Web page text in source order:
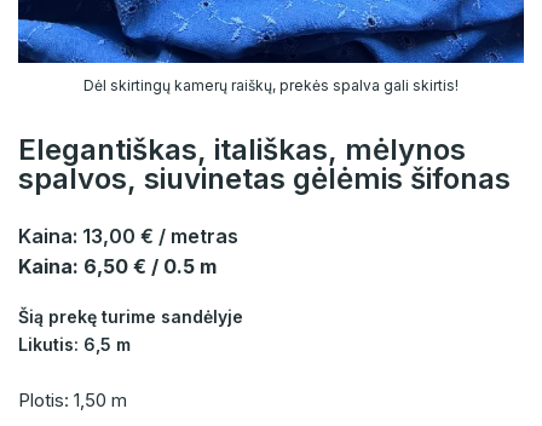
Dėl skirtingų kamerų raiškų, prekės spalva gali skirtis!
Elegantiškas, itališkas, mėlynos
spalvos, siuvinetas gėlėmis šifonas
Kaina: 13,00 € / metras
Kaina: 6,50 € / 0.5 m
Šią prekę turime sandėlyje
Likutis: 6,5 m
Plotis: 1,50 m